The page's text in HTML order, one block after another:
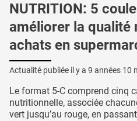
NUTRITION: 5
améliorer la qualité
achats en
Actualité publiée il y a 9 années 10
Le format 5-C comprend cinq
nutritionnelle, associée
vert jusqu’au rouge, en